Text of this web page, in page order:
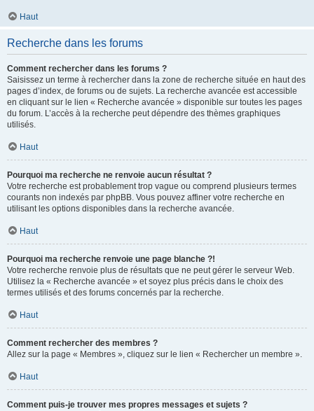
Haut
Recherche dans les forums
Comment rechercher dans les forums ?
Saisissez un terme à rechercher dans la zone de recherche située en haut des
pages d’index, de forums ou de sujets. La recherche avancée est accessible
en cliquant sur le lien « Recherche avancée » disponible sur toutes les pages
du forum. L’accès à la recherche peut dépendre des thèmes graphiques
utilisés.
Haut
Pourquoi ma recherche ne renvoie aucun résultat ?
Votre recherche est probablement trop vague ou comprend plusieurs termes
courants non indexés par phpBB. Vous pouvez affiner votre recherche en
utilisant les options disponibles dans la recherche avancée.
Haut
Pourquoi ma recherche renvoie une page blanche ?!
Votre recherche renvoie plus de résultats que ne peut gérer le serveur Web.
Utilisez la « Recherche avancée » et soyez plus précis dans le choix des
termes utilisés et des forums concernés par la recherche.
Haut
Comment rechercher des membres ?
Allez sur la page « Membres », cliquez sur le lien « Rechercher un membre ».
Haut
Comment puis-je trouver mes propres messages et sujets ?